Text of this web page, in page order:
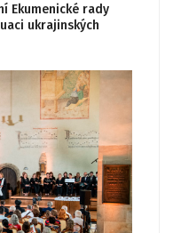
Ekumenické rady
ukrajinských